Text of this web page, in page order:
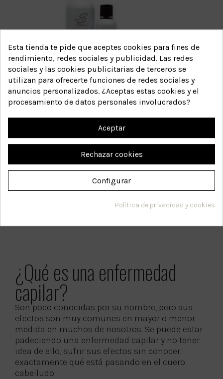
Placenta Shampoo
Referencia:8
20,13 €
Ver producto
¿Qué es una enfermedad
capilar?
Son poco conocidas por su nombre, pero sus
efectos son muy comunes en mayor o menor
medida en muchos de nosotros. Se puede estar
padeciendo una enfermedad capilar y no tener
idea de ello, sufrir sus efectos sin conocer
exactamente qué está pasando en el cuero
cabelludo.
Esta tienda te pide que aceptes cookies para fines de
rendimiento, redes sociales y publicidad. Las redes
sociales y las cookies publicitarias de terceros se
utilizan para ofrecerte funciones de redes sociales y
anuncios personalizados. ¿Aceptas estas cookies y el
procesamiento de datos personales involucrados?
Aceptar
Rechazar cookies
Configurar
Política de privacidad y cookies